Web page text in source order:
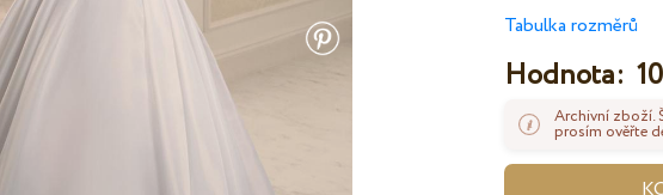
Tabulka rozměrů
Hodnota:
Archivní zboží.
prosím ověřte